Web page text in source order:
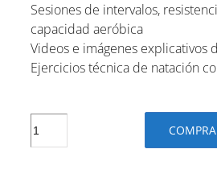
Sesiones de intervalos,
capacidad aeróbica
Videos e imágenes explicativos
Ejercicios técnica de natación
Pack